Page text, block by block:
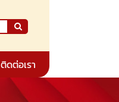
ติดต่อเรา